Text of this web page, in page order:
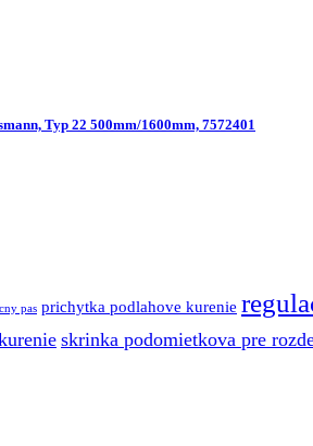
Typ 22 500mm/1600mm, 7572401
pas prichytka podlahove kurenie
skrinka podomietkova pre